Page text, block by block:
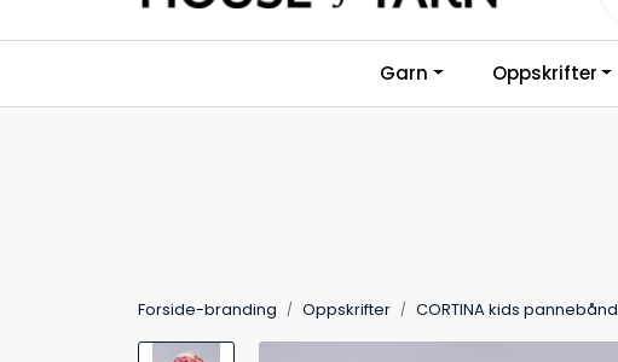
Skip to main content
Garn Oppskrifter
Forside-branding Oppskrifter CORTINA kids pannebånd